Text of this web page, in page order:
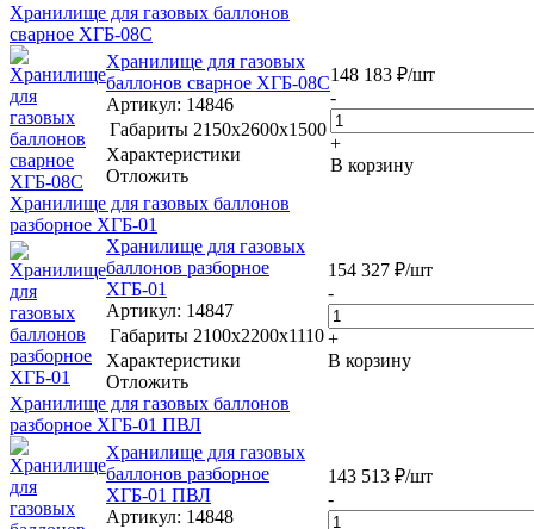
Хранилище для газовых баллонов
сварное ХГБ-08С
Хранилище для газовых
баллонов сварное ХГБ-08С
Артикул: 14846
Габариты 2150х2600х1500
Характеристики
Отложить
148 183 ₽/шт
-
+
В корзину
Хранилище для газовых баллонов
разборное ХГБ-01
Хранилище для газовых
баллонов разборное
ХГБ-01
Артикул: 14847
Габариты 2100x2200x1110
Характеристики
Отложить
154 327 ₽/шт
-
+
В корзину
Хранилище для газовых баллонов
разборное ХГБ-01 ПВЛ
Хранилище для газовых
баллонов разборное
ХГБ-01 ПВЛ
Артикул: 14848
143 513 ₽/шт
-